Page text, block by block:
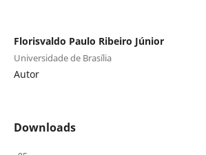
Florisvaldo Paulo Ribeiro Júnior
Universidade de Brasília
Autor
Downloads